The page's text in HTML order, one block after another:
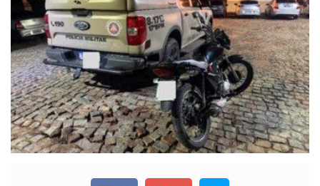
ECONOMIA
EDUCAÇÃO
ESPECIAL